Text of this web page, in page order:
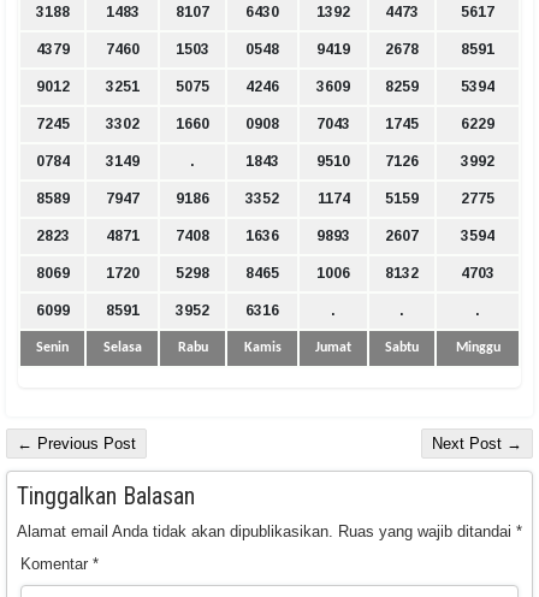
3188 1483 8107 6430 1392 4473 5617
4379 7460 1503 0548 9419 2678 8591
9012 3251 5075 4246 3609 8259 5394
7245 3302 1660 0908 7043 1745 6229
0784 3149 . 1843 9510 7126 3992
8589 7947 9186 3352 1174 5159 2775
2823 4871 7408 1636 9893 2607 3594
8069 1720 5298 8465 1006 8132 4703
6099 8591 3952 6316 . . .
Senin Selasa Rabu Kamis Jumat Sabtu Minggu
← Previous Post Next Post →
Tinggalkan Balasan
Alamat email Anda tidak akan dipublikasikan. Ruas yang wajib ditandai *
Komentar *